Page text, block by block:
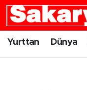
Yurttan Dünya
Yurttan
Eskişehir